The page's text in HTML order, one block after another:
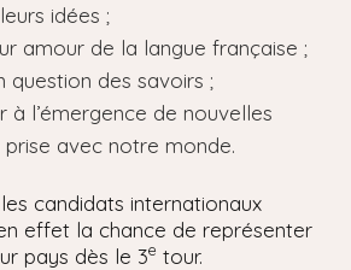
idées ;
amour de la langue française ;
question des savoirs ;
à l’émergence de nouvelles
prise avec notre monde.
candidats internationaux
effet la chance de représenter
pays dès le 3e tour.